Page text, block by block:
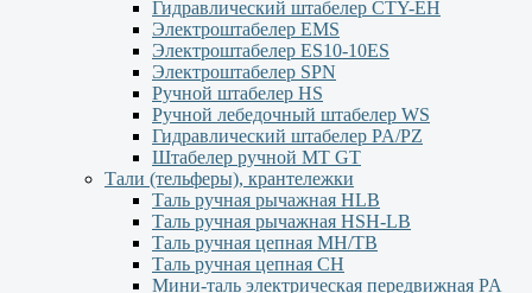
Гидравлический штабелер CTY-EH
Электроштабелер EMS
Электроштабелер ES10-10ES
Электроштабелер SPN
Ручной штабелер HS
Ручной лебедочный штабелер WS
Гидравлический штабелер PA/PZ
Штабелер ручной MT GT
Тали (тельферы), крантележки
Таль ручная рычажная HLB
Таль ручная рычажная HSH-LB
Таль ручная цепная MH/TB
Таль ручная цепная СН
Мини-таль электрическая передвижная PA